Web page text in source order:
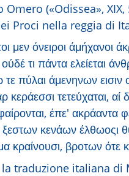
Omero («Odissea»,
Proci nella reggia di
μεν όνειροι άμήχανοι
τι πάντα ελείεται
τε πύλαι άμενηνων εισιν
κεράεσσι τετεύχαται, αί
έπε' ακράαντα
ξεστων κενάων έλθωοςι
κραίνουσι, βροτων ότε
la traduzione italiana di